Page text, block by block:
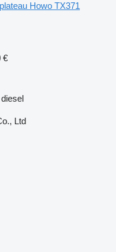
Howo TX371
€
diesel
Ltd